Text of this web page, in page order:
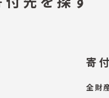
寄
全財